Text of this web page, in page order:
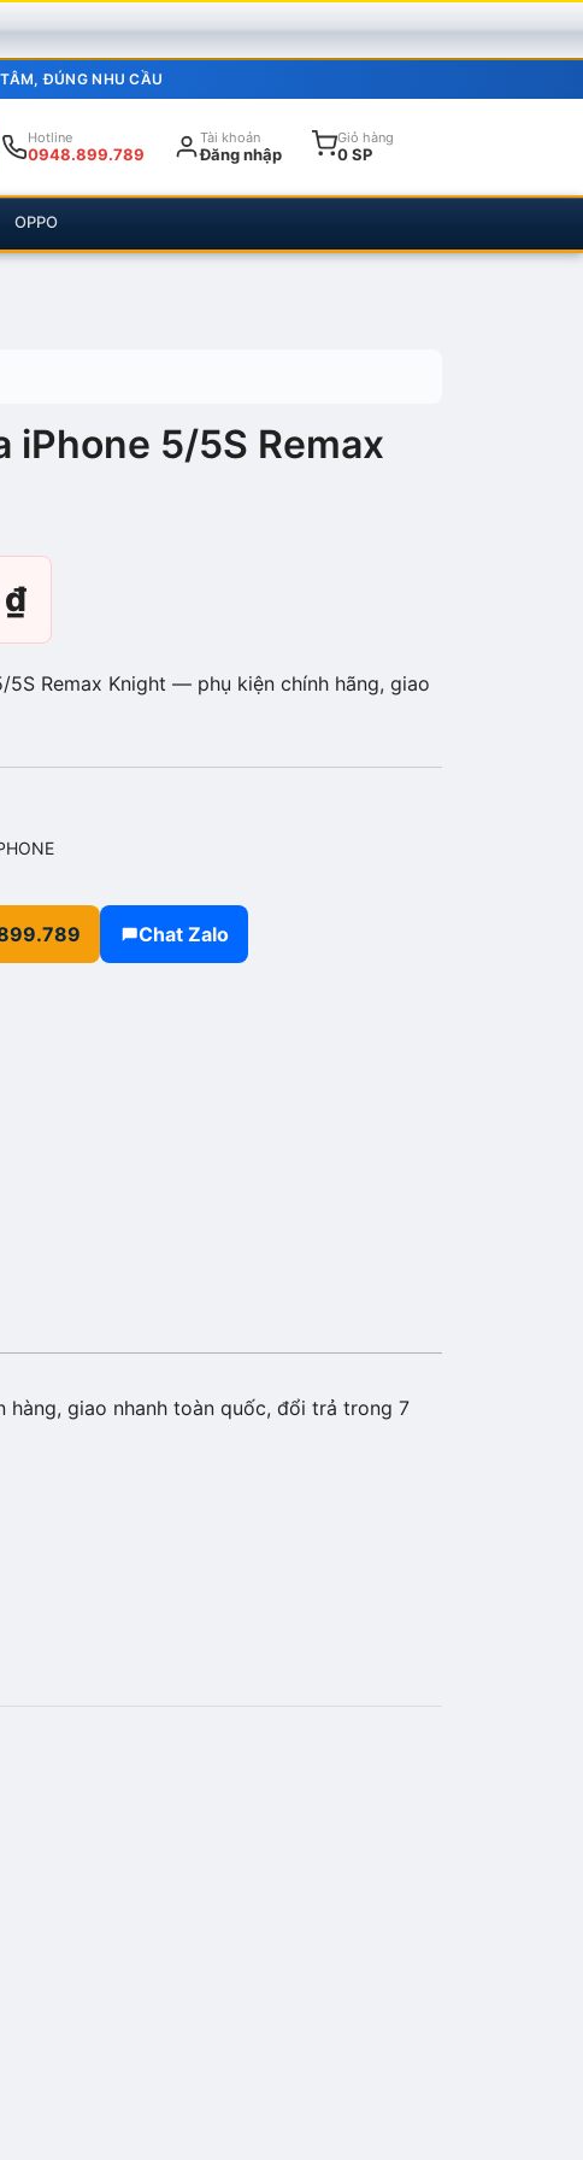
ĐÚNG NHU CẦU
Hotline
0948.899.789
Tài khoản
Đăng nhập
Giỏ hàng
0 SP
OPPO
iPhone 5/5S Remax
₫
5S Remax Knight — phụ kiện chính hãng, giao
Chat Zalo
giao nhanh toàn quốc, đổi trả trong 7